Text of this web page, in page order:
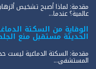
مقدمة: لماذا أصبح تشخيص
عالمية؟ عندما...
الوقاية من السكتة
الحديثة مستقبل منع
مقدمة: السكتة الدماغية ليست
المستشفى...